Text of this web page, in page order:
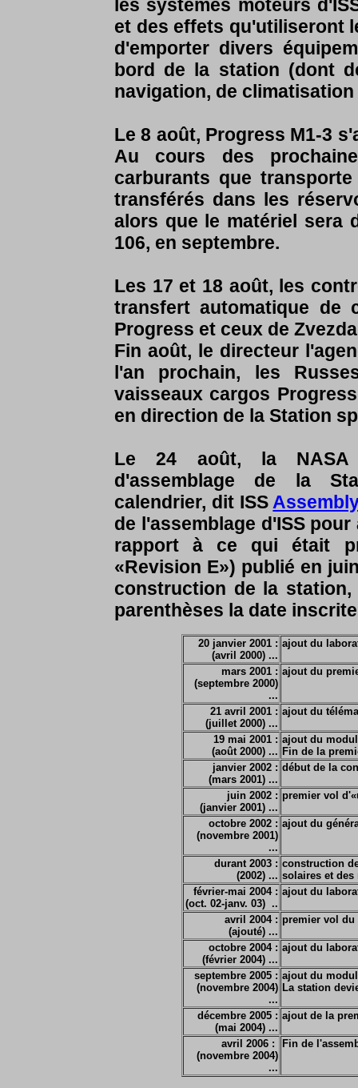
les systèmes moteurs
et des effets qu'utiliseront
d'emporter divers
bord de la station (dont
navigation, de
Le 8 août, Progress M1-3
Au cours des
carburants que
transférés dans les
alors que le matériel sera
106, en septembre.
Les 17 et 18 août, les
transfert automatique de
Progress et ceux de
Fin août, le directeur
l'an prochain, les
vaisseaux cargos
en direction de la Station
Le 24 août, la NASA
d'assemblage de la
calendrier, dit ISS
de l'assemblage d'ISS
rapport à ce qui était
«Revision E») publié en
construction de la
parenthèses la date
20 janvier 2001 :
(avril 2000) ...
ajout du
mars 2001 :
(septembre 2000)
...
ajout du
21 avril 2001 :
(juillet 2000) ...
ajout du
19 mai 2001 :
(août 2000) ...
ajout du
Fin de la
janvier 2002 :
(mars 2001) ...
début de la
juin 2002 :
(janvier 2001) ...
premier vol
octobre 2002 :
(novembre 2001)
...
ajout du
durant 2003 :
(2002) ...
construction
solaires et des
février-mai 2004 :
(oct. 02-janv. 03) ..
ajout du
avril 2004 :
(ajouté) ...
premier vol du
octobre 2004 :
(février 2004) ...
ajout du
septembre 2005 :
(novembre 2004)
...
ajout du
La station
décembre 2005 :
(mai 2004) ...
ajout de la
avril 2006 :
(novembre 2004)
...
Fin de